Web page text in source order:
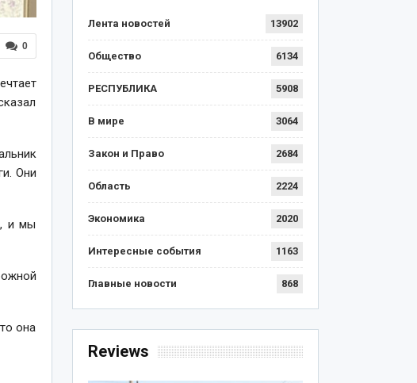
0
Они
и мы
она
Лента новостей 13902
Общество 6134
РЕСПУБЛИКА 5908
В мире 3064
Закон и Право 2684
Область 2224
Экономика 2020
Интересные события 1163
Главные новости 868
Reviews